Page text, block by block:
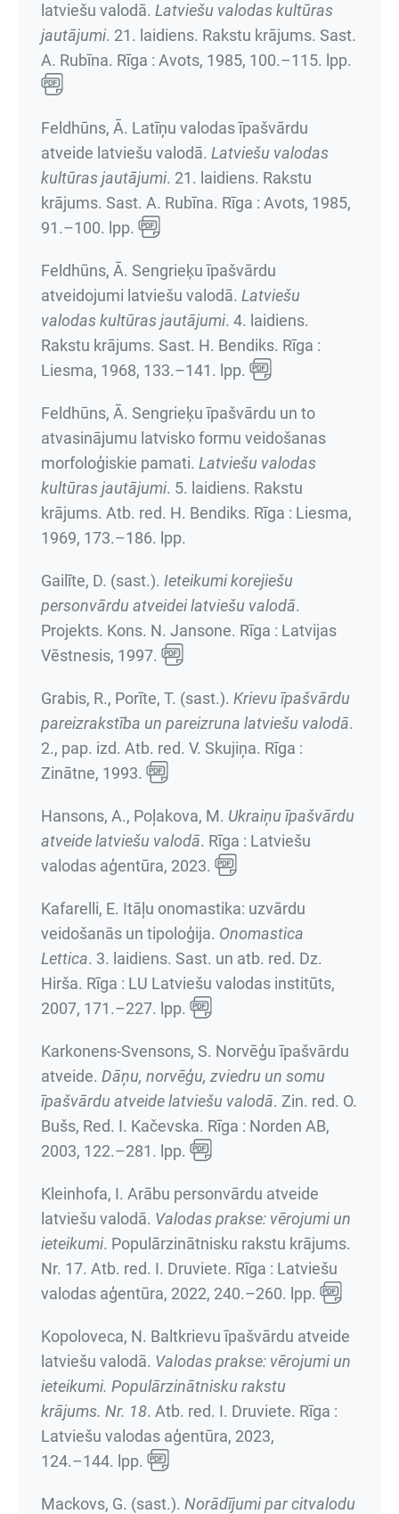
latviešu valodā. Latviešu valodas kultūras
jautājumi. 21. laidiens. Rakstu krājums. Sast.
A. Rubīna. Rīga : Avots, 1985, 100.–115. lpp.
Feldhūns, Ā. Latīņu valodas īpašvārdu
atveide latviešu valodā. Latviešu valodas
kultūras jautājumi. 21. laidiens. Rakstu
krājums. Sast. A. Rubīna. Rīga : Avots, 1985,
91.–100. lpp.
Feldhūns, Ā. Sengrieķu īpašvārdu
atveidojumi latviešu valodā. Latviešu
valodas kultūras jautājumi. 4. laidiens.
Rakstu krājums. Sast. H. Bendiks. Rīga :
Liesma, 1968, 133.–141. lpp.
Feldhūns, Ā. Sengrieķu īpašvārdu un to
atvasinājumu latvisko formu veidošanas
morfoloģiskie pamati. Latviešu valodas
kultūras jautājumi. 5. laidiens. Rakstu
krājums. Atb. red. H. Bendiks. Rīga : Liesma,
1969, 173.–186. lpp.
Gailīte, D. (sast.). Ieteikumi korejiešu
personvārdu atveidei latviešu valodā.
Projekts. Kons. N. Jansone. Rīga : Latvijas
Vēstnesis, 1997.
Grabis, R., Porīte, T. (sast.). Krievu īpašvārdu
pareizrakstība un pareizruna latviešu valodā.
2., pap. izd. Atb. red. V. Skujiņa. Rīga :
Zinātne, 1993.
Hansons, A., Poļakova, M. Ukraiņu īpašvārdu
atveide latviešu valodā. Rīga : Latviešu
valodas aģentūra, 2023.
Kafarelli, E. Itāļu onomastika: uzvārdu
veidošanās un tipoloģija. Onomastica
Lettica. 3. laidiens. Sast. un atb. red. Dz.
Hirša. Rīga : LU Latviešu valodas institūts,
2007, 171.–227. lpp.
Karkonens-Svensons, S. Norvēģu īpašvārdu
atveide. Dāņu, norvēģu, zviedru un somu
īpašvārdu atveide latviešu valodā. Zin. red. O.
Bušs, Red. I. Kačevska. Rīga : Norden AB,
2003, 122.–281. lpp.
Kleinhofa, I. Arābu personvārdu atveide
latviešu valodā. Valodas prakse: vērojumi un
ieteikumi. Populārzinātnisku rakstu krājums.
Nr. 17. Atb. red. I. Druviete. Rīga : Latviešu
valodas aģentūra, 2022, 240.–260. lpp.
Kopoloveca, N. Baltkrievu īpašvārdu atveide
latviešu valodā. Valodas prakse: vērojumi un
ieteikumi. Populārzinātnisku rakstu
krājums. Nr. 18. Atb. red. I. Druviete. Rīga :
Latviešu valodas aģentūra, 2023,
124.–144. lpp.
Mackovs, G. (sast.). Norādījumi par citvalodu